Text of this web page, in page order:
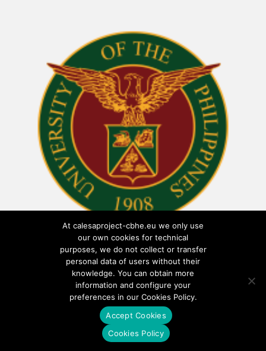
At calesaproject-cbhe.eu we only use
our own cookies for technical
purposes, we do not collect or transfer
personal data of users without their
knowledge. You can obtain more
information and configure your
preferences in our Cookies Policy.
Accept Cookies
Cookies Policy